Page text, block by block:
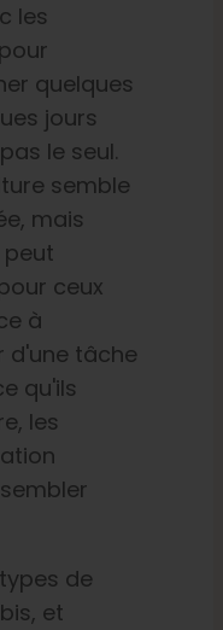
les
quelques
jours
le seul.
semble
mais
ceux
à
d'une tâche
qu'ils
les
de
et